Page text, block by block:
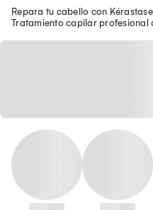
Repara tu cabello con
Tratamiento capilar profesional